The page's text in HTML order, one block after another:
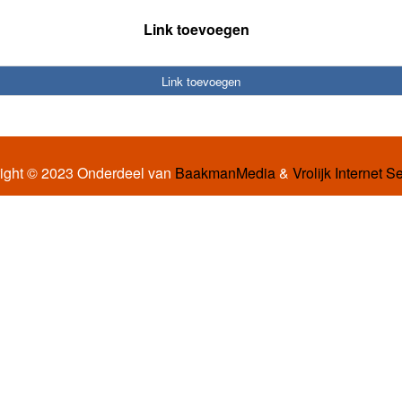
Link toevoegen
Link toevoegen
© 2023 Onderdeel van BaakmanMedia& Vrolijk Internet